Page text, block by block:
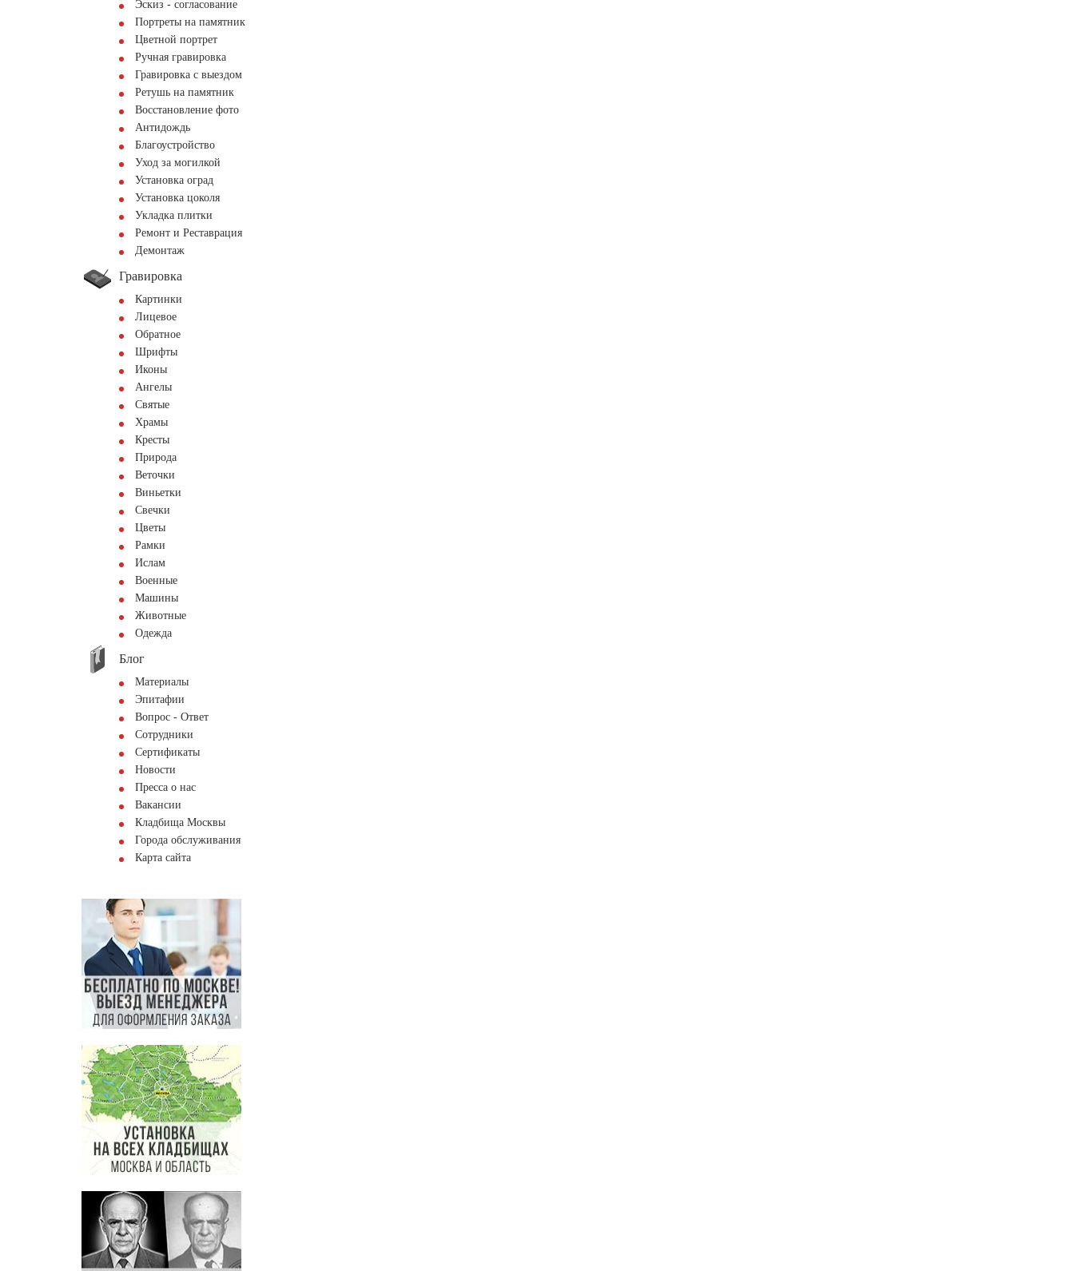
Эскиз - согласование
Портреты на памятник
Цветной портрет
Ручная гравировка
Гравировка с выездом
Ретушь на памятник
Восстановление фото
Антидождь
Благоустройство
Уход за могилкой
Установка оград
Установка цоколя
Укладка плитки
Ремонт и Реставрация
Демонтаж
Гравировка
Картинки
Лицевое
Обратное
Шрифты
Иконы
Ангелы
Святые
Храмы
Кресты
Природа
Веточки
Виньетки
Свечки
Цветы
Рамки
Ислам
Военные
Машины
Животные
Одежда
Блог
Материалы
Эпитафии
Вопрос - Ответ
Сотрудники
Сертификаты
Новости
Пресса о нас
Вакансии
Кладбища Москвы
Города обслуживания
Карта сайта